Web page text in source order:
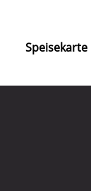
Speisekarte